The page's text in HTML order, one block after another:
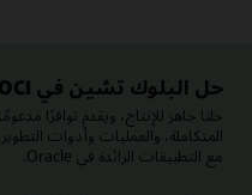
حل البلوك تشين في OCI
المتكاملة، والعمليات وأدوات
مع التطبيقات الرائدة في Oracle.